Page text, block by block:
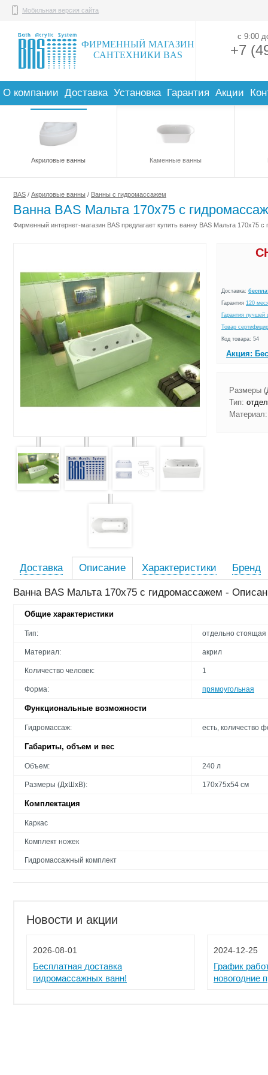
ФИРМЕННЫЙ МАГАЗИН
САНТЕХНИКИ BAS
Мобильная версия сайта
+7
с 9:00
О компании Доставка Установка Гарантия Акции
Акриловые ванны Каменные ванны
BAS / Акриловые ванны / Ванны с гидромассажем
Ванна BAS Мальта 170x75 с
Фирменный интернет-магазин BAS предлагает купить ванну BAS Мальта 170x75
Доставка:
Гарантия 120
Гарантия лучшей
Товар
Код товара: 54
Акция:
Размеры
Тип:
Материал:
Доставка Описание Характеристики Бренд
Ванна BAS Мальта 170x75 с гидромассажем -
Общие характеристики
Тип: отдельно стоящая
Материал: акрил
Количество человек: 1
Форма: прямоугольная
Функциональные возможности
Гидромассаж: есть, количество
Габариты, объем и вес
Объем: 240 л
Размеры (ДхШхВ): 170х75х54 см
Комплектация
Каркас
Комплект ножек
Гидромассажный комплект
Новости и акции
2026-08-01
Бесплатная доставка
гидромассажных ванн!
2024-12-25
График
новогодние